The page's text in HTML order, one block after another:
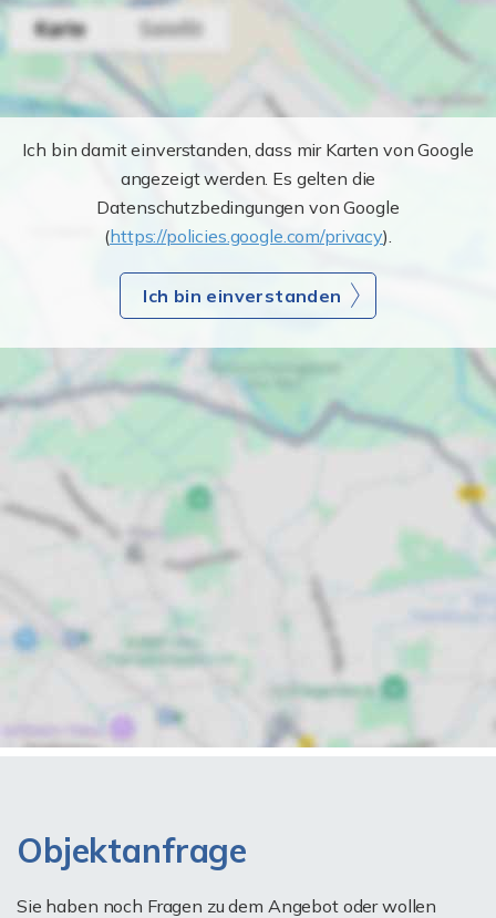
Ich bin damit einverstanden, dass mir Karten von Google
angezeigt werden. Es gelten die
Datenschutzbedingungen von Google
(https://policies.google.com/privacy).
Ich bin einverstanden
Objektanfrage
Sie haben noch Fragen zu dem Angebot oder wollen